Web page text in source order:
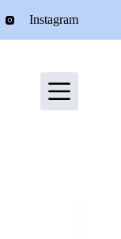
Instagram